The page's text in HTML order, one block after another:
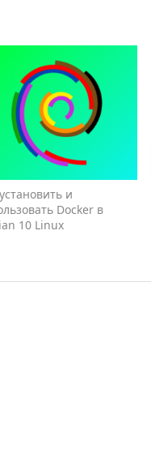
и
Docker в
10 Linux